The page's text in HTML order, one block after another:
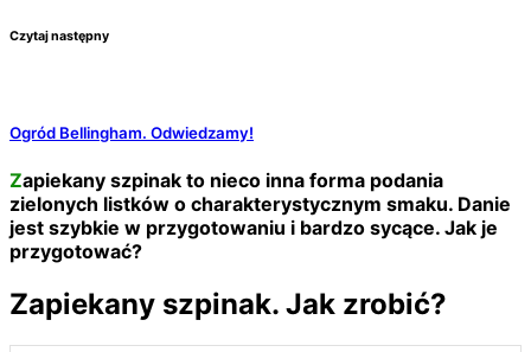
Czytaj następny
Ogród Bellingham. Odwiedzamy!
Zapiekany szpinak to nieco inna forma podania
zielonych listków o charakterystycznym smaku. Danie
jest szybkie w przygotowaniu i bardzo sycące. Jak je
przygotować?
Zapiekany szpinak. Jak zrobić?